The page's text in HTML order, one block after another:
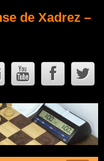
de Xadrez –